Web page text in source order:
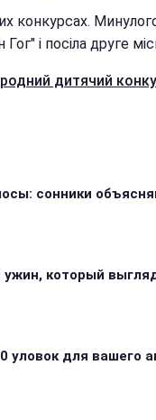
конкурсах.
і посіла друге
дитячий
сонники
ужин, который
уловок для вашего